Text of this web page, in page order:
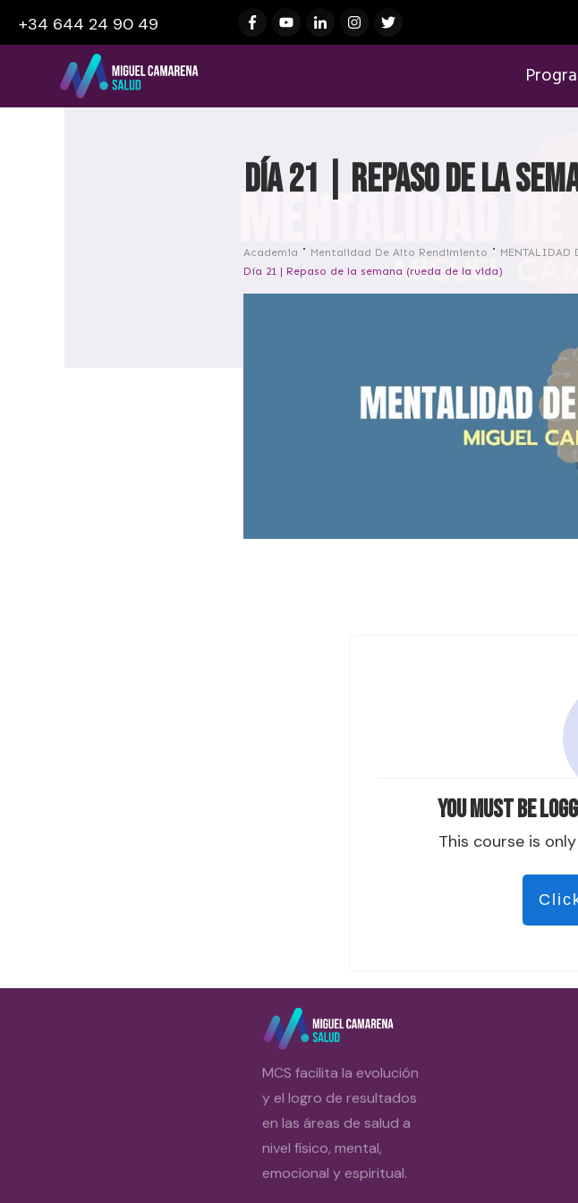
+34 644 24 90 49
Día 21 | Repaso de la
Academia Mentalidad De Alto Rendimiento
MENTALIDAD
Día 21 | Repaso de la semana (rueda de la vida)
You must be
This course is
MCS facilita la evolución
y el logro de resultados
en las áreas de salud a
nivel físico, mental,
emocional y espiritual.